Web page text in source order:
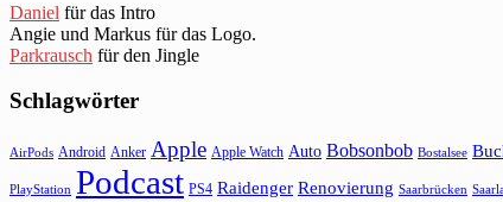
Daniel für das Intro
Angie und Markus für das Logo.
Parkrausch für den Jingle
Schlagwörter
AirPods Android Anker Apple Apple Watch Auto Bobsonbob Bostalsee
PlayStation Podcast PS4 Raidenger Renovierung Saarbrücken